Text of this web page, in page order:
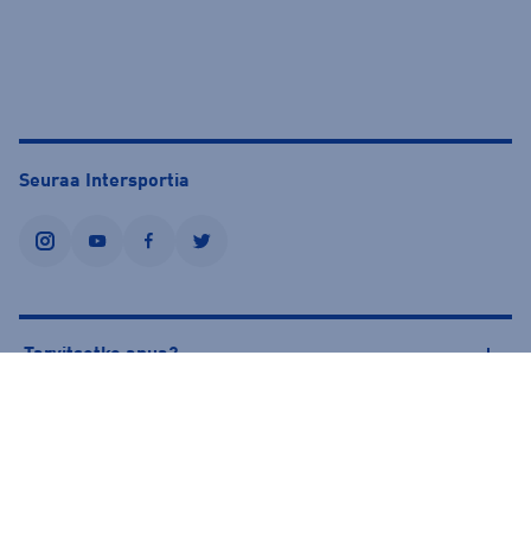
Seuraa Intersportia
instagramyoutubefacebooktwitter
Tarvitsetko apua?